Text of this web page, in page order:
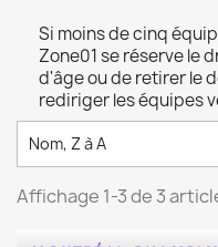
Si moins de cinq
Zone01 se réserve le
d'âge ou de retirer le
rediriger les équipes
Nom, Z à A
Affichage 1-3 de 3